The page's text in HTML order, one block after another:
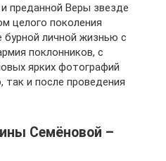
преданной Веры звезде
целого поколения
бурной личной жизнью с
поклонников, с
ярких фотографий
так и после проведения
Семёновой –